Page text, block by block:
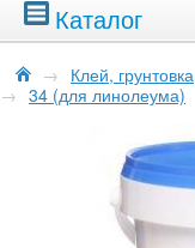
Каталог
→ Клей, грунтовка
→ 34 (для линолеума)